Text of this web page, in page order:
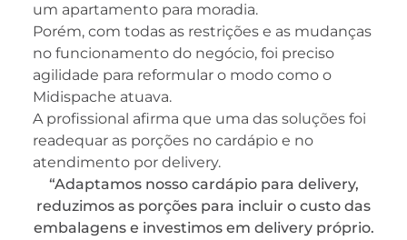
um apartamento para moradia.
Porém, com todas as restrições e as mudanças
no funcionamento do negócio, foi preciso
agilidade para reformular o modo como o
Midispache atuava.
A profissional afirma que uma das soluções foi
readequar as porções no cardápio e no
atendimento por delivery.
“Adaptamos nosso cardápio para delivery,
reduzimos as porções para incluir o custo das
embalagens e investimos em delivery próprio.